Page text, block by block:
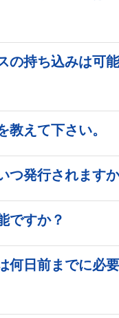
の持ち込みは可
教えて下さい。
つ発行されます
ですか？
何日前までに必